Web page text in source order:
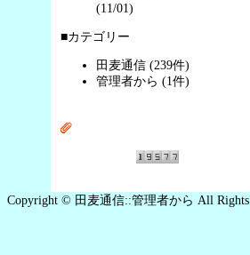
(11/01)
■カテゴリー
田麦通信 (239件)
管理者から (1件)
Copyright © 田麦通信::管理者から All Rights